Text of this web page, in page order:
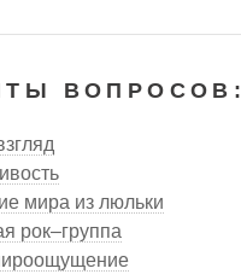
ВОПРОСОВ:
мира из люльки
рок–группа